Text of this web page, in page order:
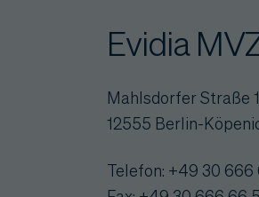
Evidia
Mahlsdorfer Straße
12555 Berlin-
Telefon: +49 30 666